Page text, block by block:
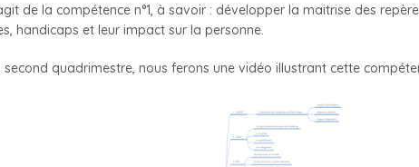
de la compétence n°1, à savoir : développer la maitrise des
handicaps et leur impact sur la personne.
quadrimestre, nous ferons une vidéo illustrant cette